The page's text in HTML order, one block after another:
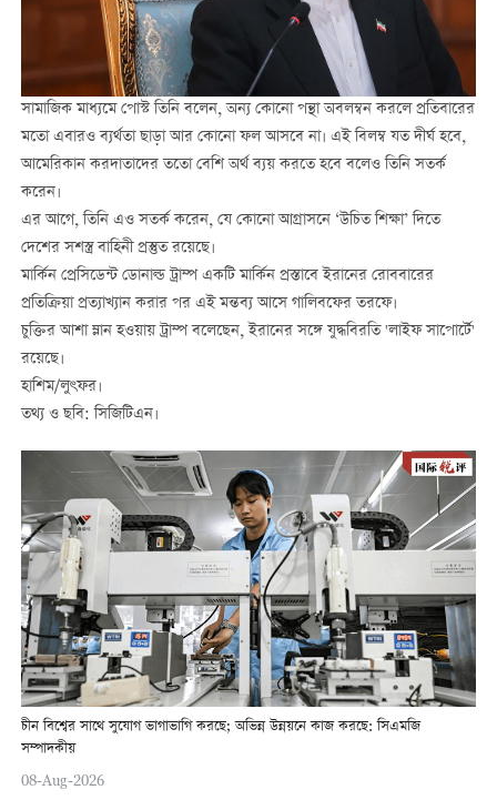
সামাজিক মাধ্যমে পোস্ট তিনি বলেন, অন্য কোনো পন্থা অবলম্বন করলে প্রতিবারের
মতো এবারও ব্যর্থতা ছাড়া আর কোনো ফল আসবে না। এই বিলম্ব যত দীর্ঘ হবে,
আমেরিকান করদাতাদের ততো বেশি অর্থ ব্যয় করতে হবে বলেও তিনি সতর্ক
করেন।
এর আগে, তিনি এও সতর্ক করেন, যে কোনো আগ্রাসনে ‘উচিত শিক্ষা’ দিতে
দেশের সশস্ত্র বাহিনী প্রস্তুত রয়েছে।
মার্কিন প্রেসিডেন্ট ডোনাল্ড ট্রাম্প একটি মার্কিন প্রস্তাবে ইরানের রোববারের
প্রতিক্রিয়া প্রত্যাখ্যান করার পর এই মন্তব্য আসে গালিবফের তরফে।
চুক্তির আশা ম্লান হওয়ায় ট্রাম্প বলেছেন, ইরানের সঙ্গে যুদ্ধবিরতি 'লাইফ সাপোর্টে'
রয়েছে।
হাশিম/লুৎফর।
তথ্য ও ছবি: সিজিটিএন।
চীন বিশ্বের সাথে সুযোগ ভাগাভাগি করছে; অভিন্ন উন্নয়নে কাজ করছে: সিএমজি
সম্পাদকীয়
08-Aug-2026